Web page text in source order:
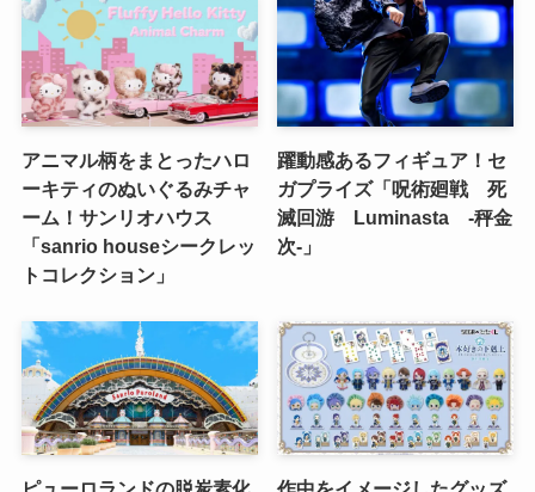
アニマル柄をまとったハロ
ーキティのぬいぐるみチャ
ーム！サンリオハウス
「sanrio houseシークレッ
トコレクション」
躍動感あるフィギュア！セ
ガプライズ「呪術廻戦 死
滅回游 Luminasta ‐秤金
次‐」